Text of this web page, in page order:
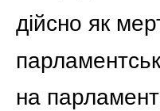
дійсно як
на